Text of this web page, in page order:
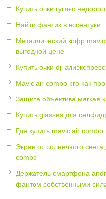
Купить очки гуглес
Найти фантик в ессентуки
Металлический кофр
выгодной цене
Купить очки dji
Mavic air combo pro как
Защита объектива мягкая
Купить glasses для
Где купить mavic air combo
Экран от солнечного света
combo
Держатель смартфона
фантом собственными